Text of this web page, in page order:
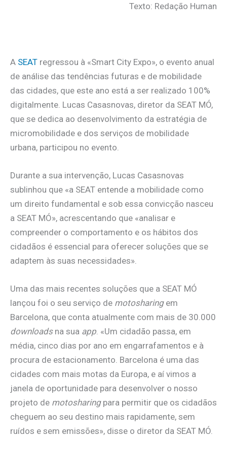
Texto: Redação Human
A SEAT regressou à «Smart City Expo», o evento anual
de análise das tendências futuras e de mobilidade
das cidades, que este ano está a ser realizado 100%
digitalmente. Lucas Casasnovas, diretor da SEAT MÓ,
que se dedica ao desenvolvimento da estratégia de
micromobilidade e dos serviços de mobilidade
urbana, participou no evento.
Durante a sua intervenção, Lucas Casasnovas
sublinhou que «a SEAT entende a mobilidade como
um direito fundamental e sob essa convicção nasceu
a SEAT MÓ», acrescentando que «analisar e
compreender o comportamento e os hábitos dos
cidadãos é essencial para oferecer soluções que se
adaptem às suas necessidades».
Uma das mais recentes soluções que a SEAT MÓ
lançou foi o seu serviço de motosharing em
Barcelona, que conta atualmente com mais de 30.000
downloadsna sua app. «Um cidadão passa, em
média, cinco dias por ano em engarrafamentos e à
procura de estacionamento. Barcelona é uma das
cidades com mais motas da Europa, e aí vimos a
janela de oportunidade para desenvolver o nosso
projeto de motosharingpara permitir que os cidadãos
cheguem ao seu destino mais rapidamente, sem
ruídos e sem emissões», disse o diretor da SEAT MÓ.